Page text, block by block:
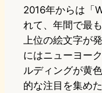
2016年からは「
れて、年間で最
上位の絵文字が
にはニューヨー
ルディングが黄
的な注目を集め